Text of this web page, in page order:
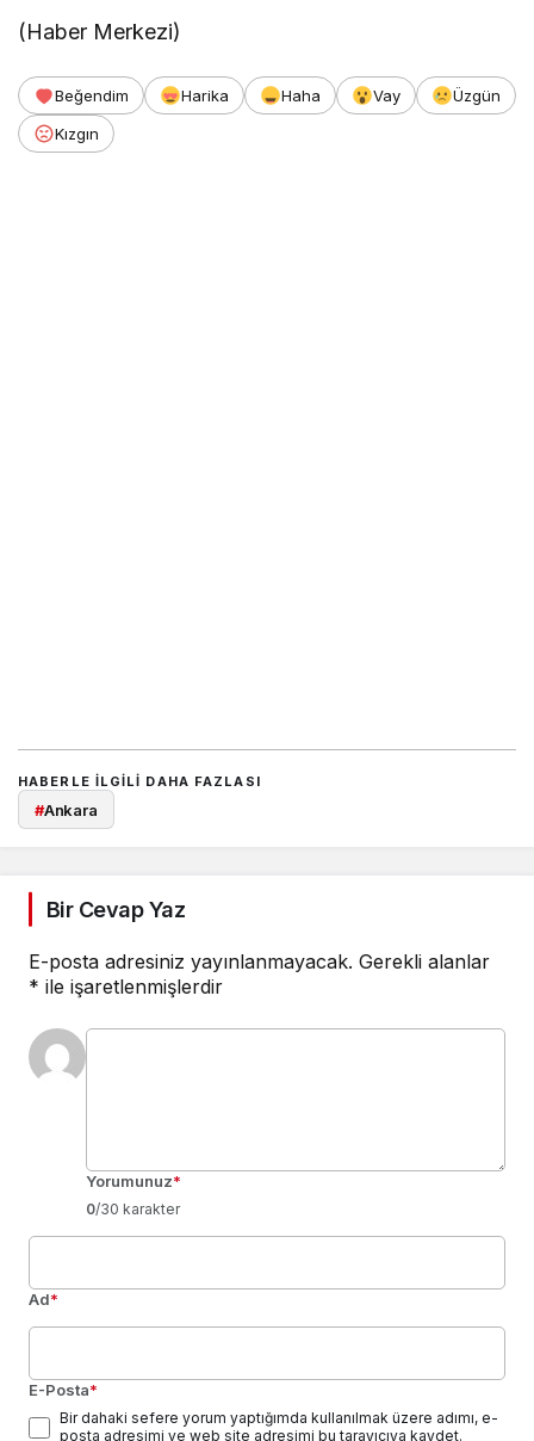
(Haber Merkezi)
Beğendim Harika Haha Vay
Üzgün
Kızgın
HABERLE ILGILI DAHA FAZLASI
#Ankara
Bir Cevap Yaz
E-posta adresiniz yayınlanmayacak. Gerekli alanlar
* ile işaretlenmişlerdir
Yorumunuz*
0/30 karakter
Ad*
E-Posta*
Bir dahaki sefere yorum yaptığımda kullanılmak üzere adımı, e-
posta adresimi ve web site adresimi bu tarayıcıya kaydet.